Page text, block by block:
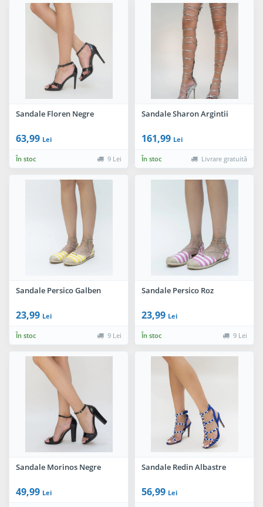
Sandale Floren Negre
63,99 Lei
În stoc 9 Lei
Sandale Sharon Argintii
161,99 Lei
În stoc Livrare gratuită
Sandale Persico Galben
23,99 Lei
În stoc 9 Lei
Sandale Persico Roz
23,99 Lei
În stoc 9 Lei
Sandale Morinos Negre
49,99 Lei
Sandale Redin Albastre
56,99 Lei